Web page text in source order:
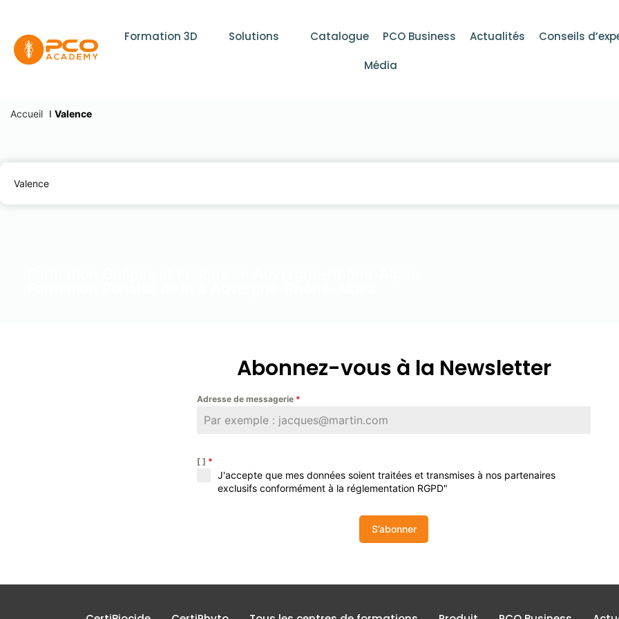
Formation 3D Solutions Catalogue PCO Business Actualités
Conseils
Média
Accueil I Valence
Valence
Abonnez-vous à la Newsletter
Adresse de messagerie *
[ ] *
J'accepte que mes données soient traitées et transmises à nos partenaires
exclusifs conformément à la réglementation RGPD"
S’abonner